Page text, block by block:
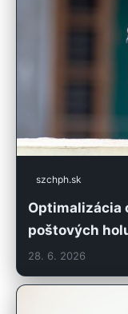
szchph.sk
Optimalizácia
poštových
28. 6. 2026